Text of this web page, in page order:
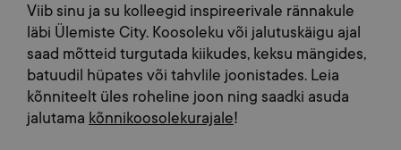
Viib sinu ja su kolleegid inspireerivale rännakule
läbi Ülemiste City. Koosoleku või jalutuskäigu ajal
saad mõtteid turgutada kiikudes, keksu mängides,
batuudil hüpates või tahvlile joonistades. Leia
kõnniteelt üles roheline joon ning saadki asuda
jalutama kõnnikoosolekurajale!